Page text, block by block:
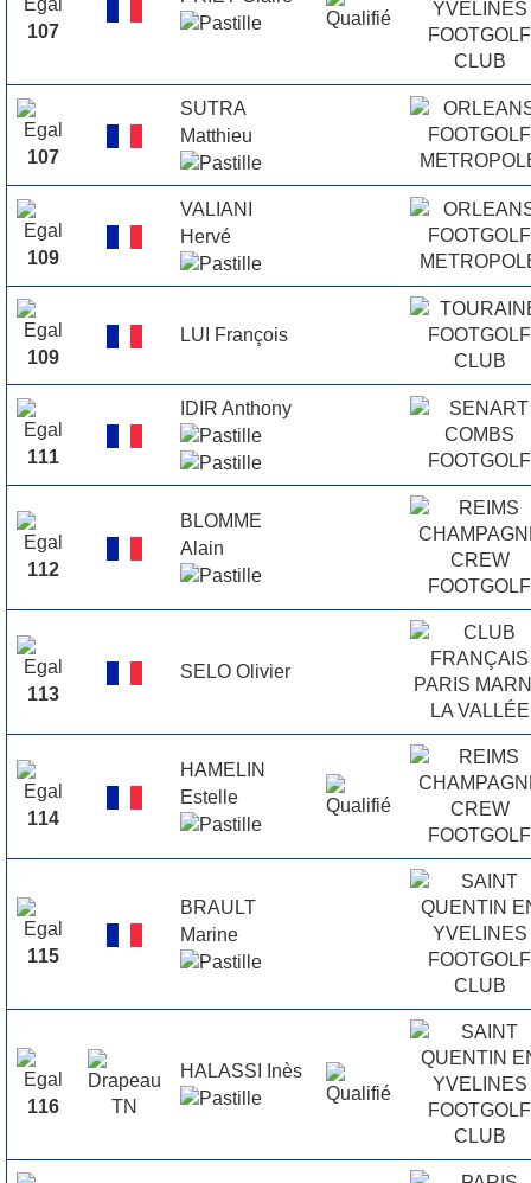
107
107
SUTRA
Matthieu
109
VALIANI
Hervé
109
LUI François
111
IDIR Anthony
112
BLOMME
Alain
113
SELO Olivier
114
HAMELIN
Estelle
115
BRAULT
Marine
116
HALASSI Inès